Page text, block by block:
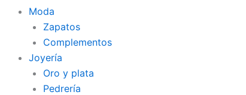
Moda
Zapatos
Complementos
Joyería
Oro y plata
Pedrería